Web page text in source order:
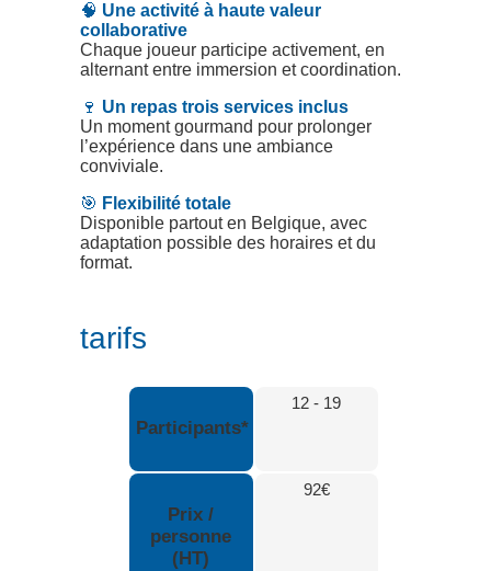
🧠 Une activité à haute valeur
collaborative
Chaque joueur participe activement, en
alternant entre immersion et coordination.
🍷 Un repas trois services inclus
Un moment gourmand pour prolonger
l’expérience dans une ambiance
conviviale.
🎯 Flexibilité totale
Disponible partout en Belgique, avec
adaptation possible des horaires et du
format.
tarifs
Participants*
12 - 19
Prix /
personne
(HT)
92€